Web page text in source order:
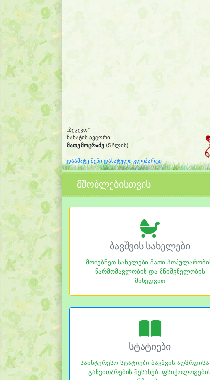
„ბეკეკო“
ნახატის ავტორი:
მათე მოცრაძე (5 წლის)
დაამატე შენი დახატული კლიპარტი
მშობლებისთვის
ბავშვის სახელები
მოძებნეთ სახელები მათი
წარმომავლობის და მნიშვნელობის
მიხედვით
სტატიები
საინტერესო სტატიები ბავშვის
განვითარების შესახებ.